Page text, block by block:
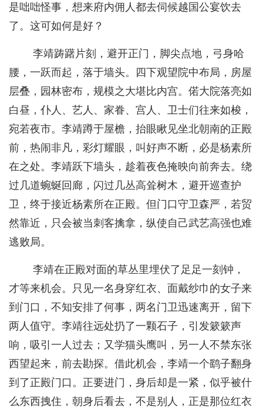
是咄咄怪事，想来府内佣人都去伺候越国公宴饮去
了。这可如何是好？
李靖踌躇片刻，避开正门，脚尖点地，弓身哈
腰，一跃而起，落于墙头。四下观望院中布局，房屋
层叠，园林密布，规模之大堪比内宫。偌大院落亮如
白昼，仆人、艺人、家眷、宫人、卫士们往来如梭，
宛若夜市。李靖蹲于屋檐，抬眼瞅见坐北朝南的正殿
前，热闹非凡，彩灯耀眼，叫好声不断，必是杨素所
在之处。李靖跃下墙头，趁着夜色掩映向前奔去。绕
过几道蜿蜒回廊，闪过几丛高耸树木，避开巡查护
卫，终于接近杨素所在正殿。但门口守卫森严，若贸
然靠近，只会被当刺客擒拿，纵使自己武艺高强也难
逃败局。
李靖在正殿对面的草丛里埋伏了足足一刻钟，
才等来机会。只见一名身穿红衣、面戴纱巾的女子来
到门口，不知安排了何事，两名门卫迅速离开，留下
两人值守。李靖往远处扔了一颗石子，引发簌簌声
响，吸引一人过去；又学猫头鹰叫，另一人不禁东张
西望起来，前去勘探。借此机会，李靖一个鹞子翻身
到了正殿门口。正要进门，身后却是一紧，似乎被什
么东西拽住，朝身后看去，不是别人，正是那位红衣